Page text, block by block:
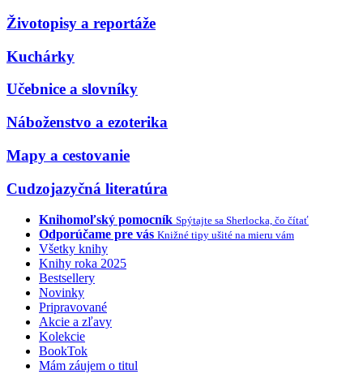
Životopisy a reportáže
Kuchárky
Učebnice a slovníky
Náboženstvo a ezoterika
Mapy a cestovanie
Cudzojazyčná literatúra
Knihomoľský pomocník Spýtajte sa Sherlocka, čo čítať
Odporúčame pre vás Knižné tipy ušité na mieru vám
Všetky knihy
Knihy roka 2025
Bestsellery
Novinky
Pripravované
Akcie a zľavy
Kolekcie
BookTok
Mám záujem o titul